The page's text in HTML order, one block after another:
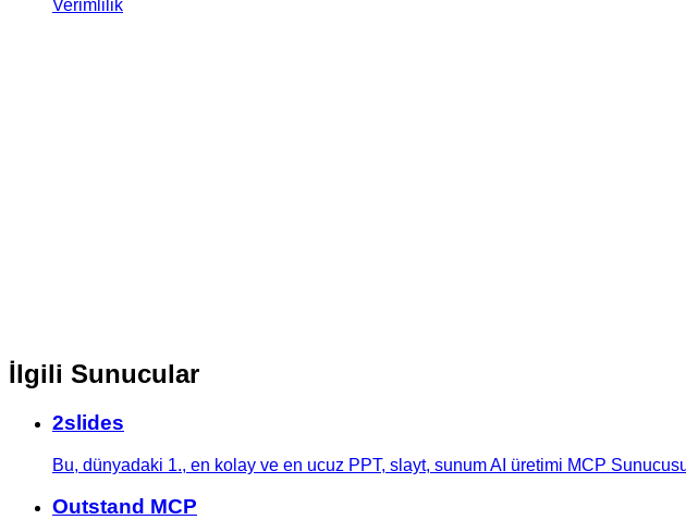
Verimlilik
İlgili Sunucular
2slides
Bu, dünyadaki 1., en kolay ve en ucuz PPT, slayt, sunum AI üretimi MCP
Outstand MCP